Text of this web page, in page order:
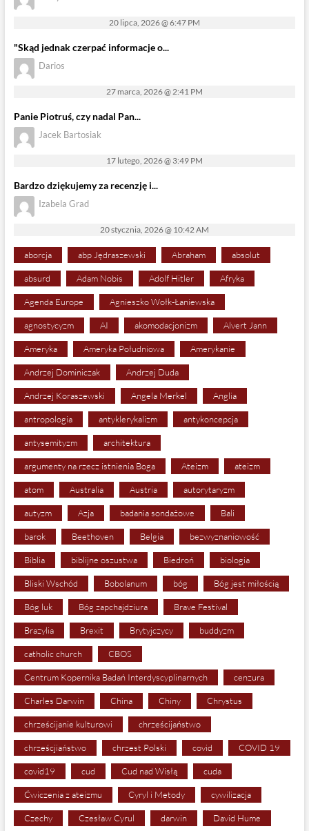
20 lipca, 2026 @ 6:47 PM
"Skąd jednak czerpać informacje o...
Darios
27 marca, 2026 @ 2:41 PM
Panie Piotruś, czy nadal Pan...
Jacek Bartosiak
17 lutego, 2026 @ 3:49 PM
Bardzo dziękujemy za recenzję i...
Izabela Grad
20 stycznia, 2026 @ 10:42 AM
aborcja abp Jędraszewski Abraham absolut
absurd Adam Nobis Adolf Hitler Afryka
Agenda Europe Agnieszko Wołk-Łaniewska
agnostycyzm AI akomodacjonizm Alvert Jann
Ameryka Ameryka Południowa Amerykanie
Andrzej Dominiczak Andrzej Duda
Andrzej Koraszewski Angela Merkel Anglia
antropologia antyklerykalizm antykoncepcja
antysemityzm architektura
argumenty na rzecz istnienia Boga Ateizm ateizm
atom Australia Austria autorytaryzm
autyzm Azja badania sondażowe Bali
barok Beethoven Belgia bezwyznaniowość
Biblia biblijne oszustwa Biedroń biologia
Bliski Wschód Bobolanum bóg Bóg jest miłością
Bóg luk Bóg zapchajdziura Brave Festival
Brazylia Brexit Brytyjczycy buddyzm
catholic church CBOS
Centrum Kopernika Badań Interdyscyplinarnych cenzura
Charles Darwin China Chiny Chrystus
chrześcijanie kulturowi chrześcijaństwo
chrześcjiaństwo chrzest Polski covid COVID 19
covid19 cud Cud nad Wisłą cuda
Ćwiczenia z ateizmu Cyryl i Metody cywilizacja
Czechy Czesław Cyrul darwin David Hume